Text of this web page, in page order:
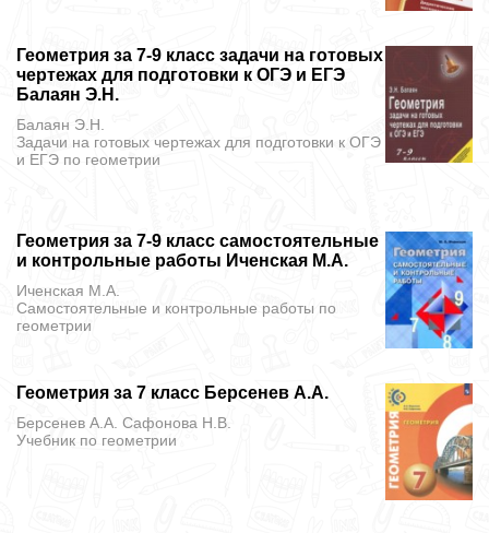
Геометрия за 7-9 класс задачи на готовых
чертежах для подготовки к ОГЭ и ЕГЭ
Балаян Э.Н.
Балаян Э.Н.
Задачи на готовых чертежах для подготовки к ОГЭ
и ЕГЭ по геометрии
Геометрия за 7-9 класс самостоятельные
и контрольные работы Иченская М.А.
Иченская М.А.
Самостоятельные и контрольные работы по
геометрии
Геометрия за 7 класс Берсенев А.А.
Берсенев А.А. Сафонова Н.В.
Учебник по геометрии